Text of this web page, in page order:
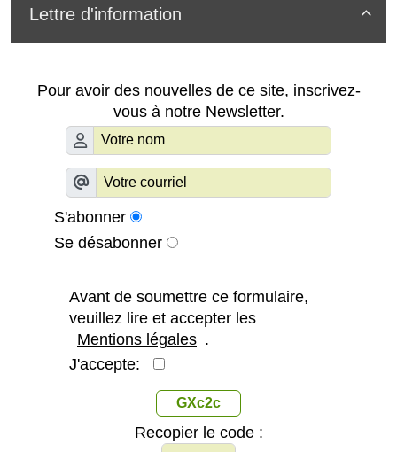

Lettre d'information
Pour avoir des nouvelles de ce site, inscrivez-
vous à notre Newsletter.
S'abonner
Se désabonner
Avant de soumettre ce formulaire,
veuillez lire et accepter les
Mentions légales .
J'accepte:
GXc2c
Recopier le code :